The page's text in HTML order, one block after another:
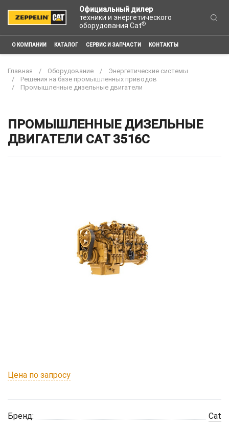
Официальный дилер
техники и энергетического
оборудования Cat®
О КОМПАНИИ КАТАЛОГ СЕРВИС И ЗАПЧАСТИ КОНТАКТЫ
Главная Оборудование
Энергетические системы
Решения на базе промышленных приводов
Промышленные дизельные двигатели
ПРОМЫШЛЕННЫЕ ДИЗЕЛЬНЫЕ
ДВИГАТЕЛИ CAT 3516C
Цена по запросу
Бренд:
Cat